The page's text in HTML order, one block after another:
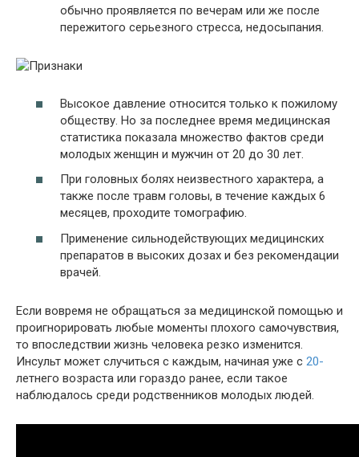
обычно проявляется по вечерам или же после
пережитого серьезного стресса, недосыпания.
Высокое давление относится только к пожилому
обществу. Но за последнее время медицинская
статистика показала множество фактов среди
молодых женщин и мужчин от 20 до 30 лет.
При головных болях неизвестного характера, а
также после травм головы, в течение каждых 6
месяцев, проходите томографию.
Применение сильнодействующих медицинских
препаратов в высоких дозах и без рекомендации
врачей.
Если вовремя не обращаться за медицинской помощью и
проигнорировать любые моменты плохого самочувствия,
то впоследствии жизнь человека резко изменится.
Инсульт может случиться с каждым, начиная уже с 20-
летнего возраста или гораздо ранее, если такое
наблюдалось среди родственников молодых людей.